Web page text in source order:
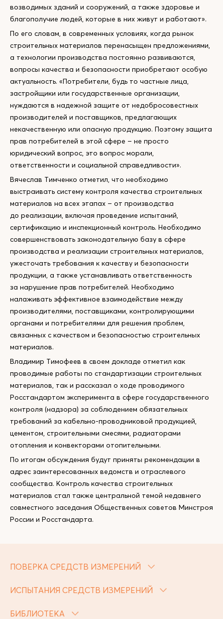
возводимых зданий и сооружений, а также здоровье и
благополучие людей, которые в них живут и работают».
По его словам, в современных условиях, когда рынок
строительных материалов перенасыщен предложениями,
а технологии производства постоянно развиваются,
вопросы качества и безопасности приобретают особую
актуальность. «Потребители, будь то частные лица,
застройщики или государственные организации,
нуждаются в надежной защите от недобросовестных
производителей и поставщиков, предлагающих
некачественную или опасную продукцию. Поэтому защита
прав потребителей в этой сфере – не просто
юридический вопрос, это вопрос морали,
ответственности и социальной справедливости».
Вячеслав Тимченко отметил, что необходимо
выстраивать систему контроля качества строительных
материалов на всех этапах – от производства
до реализации, включая проведение испытаний,
сертификацию и инспекционный контроль. Необходимо
совершенствовать законодательную базу в сфере
производства и реализации строительных материалов,
ужесточать требования к качеству и безопасности
продукции, а также устанавливать ответственность
за нарушение прав потребителей. Необходимо
налаживать эффективное взаимодействие между
производителями, поставщиками, контролирующими
органами и потребителями для решения проблем,
связанных с качеством и безопасностью строительных
материалов.
Владимир Тимофеев в своем докладе отметил как
проводимые работы по стандартизации строительных
материалов, так и рассказал о ходе проводимого
Росстандартом эксперимента в сфере государственного
контроля (надзора) за соблюдением обязательных
требований за кабельно-проводниковой продукцией,
цементом, строительными смесями, радиаторами
отопления и конвекторами отопительными.
По итогам обсуждения будут приняты рекомендации в
адрес заинтересованных ведомств и отраслевого
сообщества. Контроль качества строительных
материалов стал также центральной темой недавнего
совместного заседания Общественных советов Минстроя
России и Росстандарта.
ПОВЕРКА СРЕДСТВ ИЗМЕРЕНИЙ
ИСПЫТАНИЯ СРЕДСТВ ИЗМЕРЕНИЙ
БИБЛИОТЕКА